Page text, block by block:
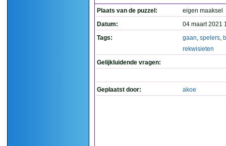
Plaats van de puzzel:
eigen maaksel
Datum:
04 maart 2021
Tags:
gaan, spelers,
rekwisieten
Gelijkluidende vragen:
Geplaatst door: akoe